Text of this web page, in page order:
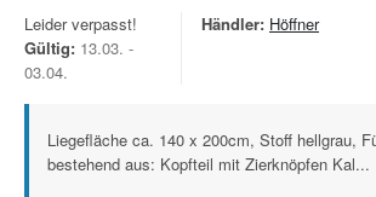
Leider verpasst!
Gültig: 13.03. -
03.04.
Händler: Höffner
Liegefläche ca. 140 x 200cm, Stoff hellgrau,
bestehend aus: Kopfteil mit Zierknöpfen Kal...